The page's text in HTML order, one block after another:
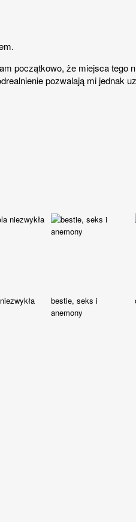
początkowo, że miejsca tego
pozwalają mi jednak
bestie, seks i
anemony